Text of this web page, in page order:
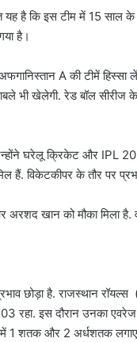
यह है कि इस टीम में 15 साल
है।
A की टीमें हिस्सा
भी खेलेगी. रेड बॉल सीरीज
घरेलू क्रिकेट और IPL
हैं. विकेटकीपर के तौर पर
खान को मौका मिला है.
छोड़ा है. राजस्थान
रहा. इस दौरान उनका
में 1 शतक और 2 अर्धशतक